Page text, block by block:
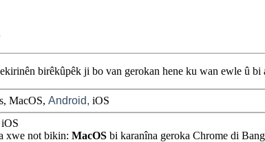
ên birêkûpêk ji bo van gerokan hene ku wan ewle û bi
, MacOS, Android, iOS
iOS
xwe not bikin: MacOS bi karanîna geroka Chrome di